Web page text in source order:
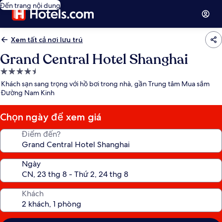
Đến trang nội dung
Xem tất cả nơi lưu trú
Grand Central Hotel Shanghai
Nơi
lưu
trú
4.5
sao
Khách sạn sang trọng với hồ bơi trong nhà, gần Trung tâm Mua sắm
Đường Nam Kinh
Chọn ngày để xem giá
Điểm đến?
Ngày
Khách